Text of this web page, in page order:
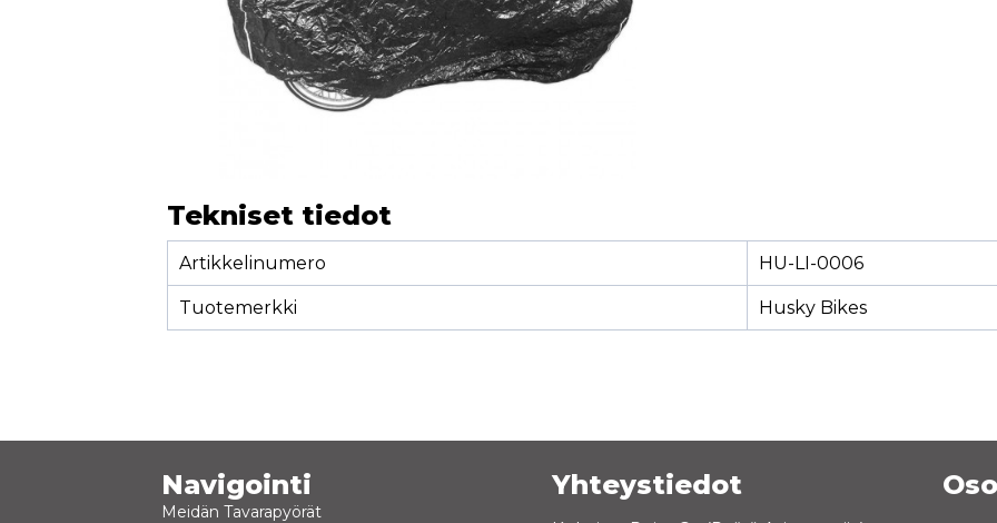
Tekniset tiedot
Artikkelinumero HU-LI-0006
Tuotemerkki Husky Bikes
Navigointi
Meidän Tavarapyörät
Yhteystiedot